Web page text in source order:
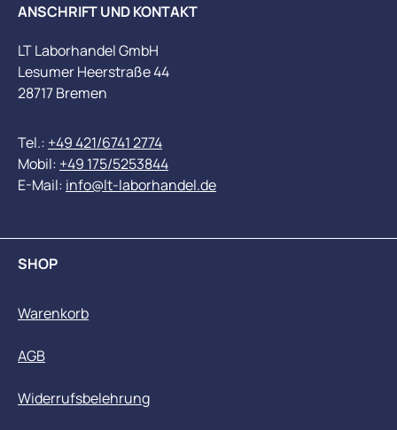
ANSCHRIFT UND KONTAKT
LT Laborhandel GmbH
Lesumer Heerstraße 44
28717 Bremen
Tel.: +49 421/6741 2774
Mobil: +49 175/5253844
E-Mail: info@lt-laborhandel.de
SHOP
Warenkorb
AGB
Widerrufsbelehrung